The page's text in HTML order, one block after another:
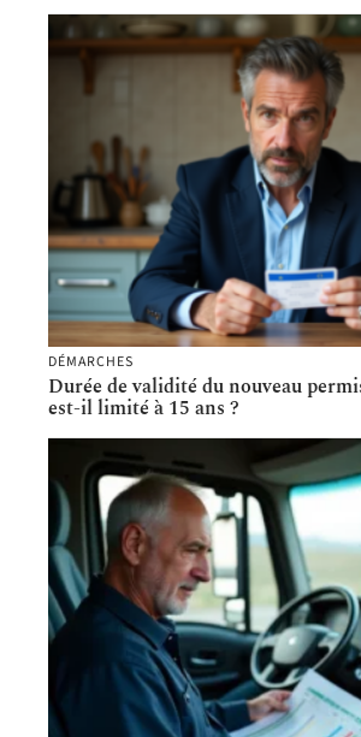
DÉMARCHES
Durée de validité du nouveau
est-il limité à 15 ans ?